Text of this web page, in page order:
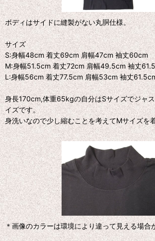
ボディはサイドに縫製がない丸胴仕様。
サイズ
S:身幅48cm 着丈69cm 肩幅47cm 袖丈60cm
M:身幅51.5cm 着丈72cm 肩幅49.5cm 袖丈
L:身幅56cm 着丈77.5cm 肩幅53cm 袖丈
身長170cm,体重65kgの自分はSサイズでジャ
イズです。
身洗いなので少し縮むことを考えてMサイズを
＊画像のカラーは環境により違って見える場合